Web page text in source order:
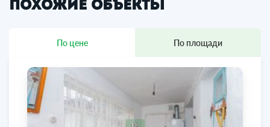
Похожие объекты
По цене По площади